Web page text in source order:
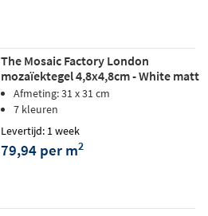
The Mosaic Factory London
mozaïektegel 4,8x4,8cm - White matt
Afmeting: 31 x 31 cm
7 kleuren
Levertijd: 1 week
79,94 per m2